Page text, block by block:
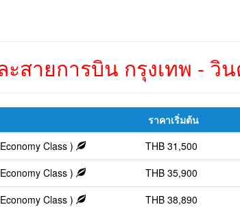
ะสายการบิน กรุงเทพ - วิ
ราคาเริ่มต้น
Class ) THB 31,500
Class ) THB 35,900
Class ) THB 38,890